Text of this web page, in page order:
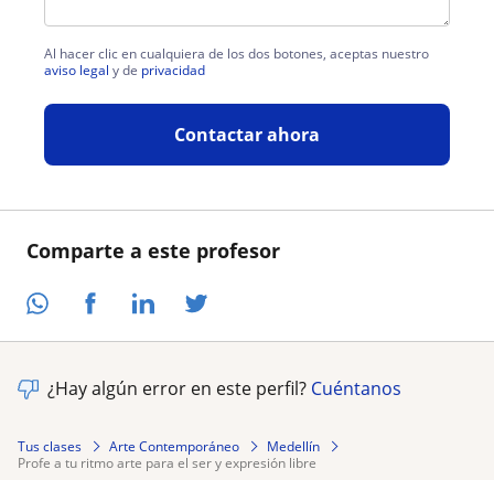
Comparte a este profesor
Al hacer clic en cualquiera de los dos botones, aceptas nuestro
aviso legal y de privacidad
Contactar ahora
¿Hay algún error en este perfil? Cuéntanos
Tus clases Arte Contemporáneo
Medellín
profe a tu ritmo arte para el ser y expresión libre